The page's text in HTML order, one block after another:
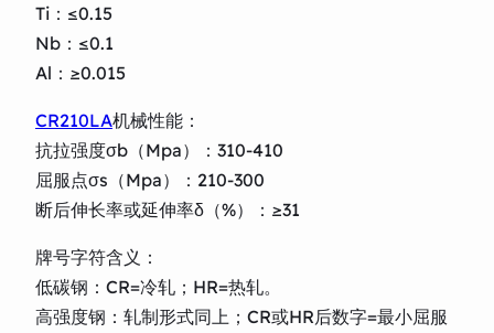
Ti：≤0.15
Nb：≤0.1
Al：≥0.015
CR210LA机械性能：
抗拉强度σb（Mpa）：310-410
屈服点σs（Mpa）：210-300
断后伸长率或延伸率δ（%）：≥31
牌号字符含义：
低碳钢：CR=冷轧；HR=热轧。
高强度钢：轧制形式同上；CR或HR后数字=最小屈服